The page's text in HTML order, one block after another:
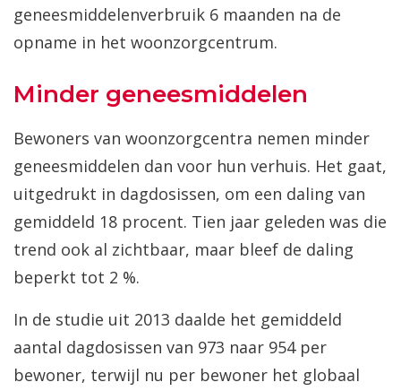
geneesmiddelenverbruik 6 maanden na de
opname in het woonzorgcentrum.
Minder geneesmiddelen
Bewoners van woonzorgcentra nemen minder
geneesmiddelen dan voor hun verhuis. Het gaat,
uitgedrukt in dagdosissen, om een daling van
gemiddeld 18 procent. Tien jaar geleden was die
trend ook al zichtbaar, maar bleef de daling
beperkt tot 2 %.
In de studie uit 2013 daalde het gemiddeld
aantal dagdosissen van 973 naar 954 per
bewoner, terwijl nu per bewoner het globaal